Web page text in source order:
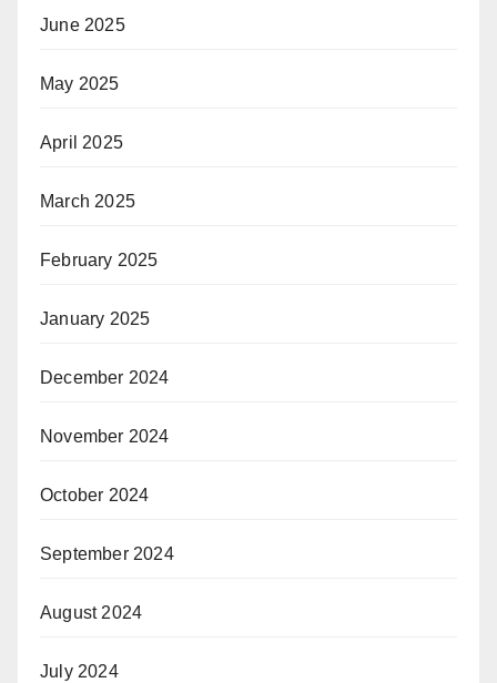
June 2025
May 2025
April 2025
March 2025
February 2025
January 2025
December 2024
November 2024
October 2024
September 2024
August 2024
July 2024